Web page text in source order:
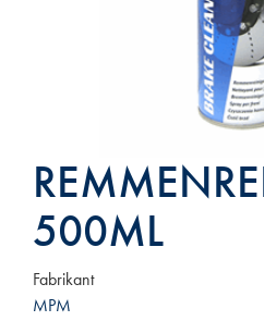
500ML
Fabrikant
MPM